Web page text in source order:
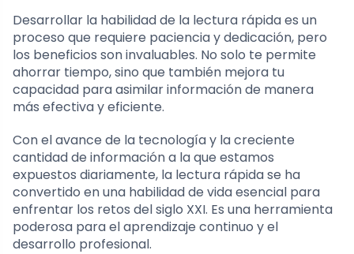
Desarrollar la habilidad de la lectura rápida es un
proceso que requiere paciencia y dedicación, pero
los beneficios son invaluables. No solo te permite
ahorrar tiempo, sino que también mejora tu
capacidad para asimilar información de manera
más efectiva y eficiente.
Con el avance de la tecnología y la creciente
cantidad de información a la que estamos
expuestos diariamente, la lectura rápida se ha
convertido en una habilidad de vida esencial para
enfrentar los retos del siglo XXI. Es una herramienta
poderosa para el aprendizaje continuo y el
desarrollo profesional.